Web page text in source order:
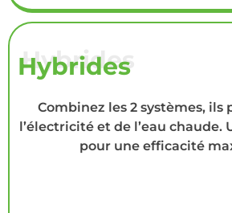
Hybrides
Combinez les 2 systèmes, ils
l’électricité et de l’eau chaude.
pour une efficacité